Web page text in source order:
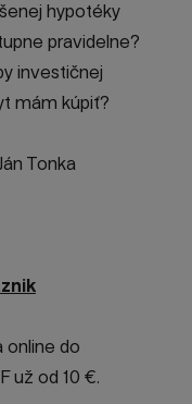
hypotéky
pravidelne?
investičnej
mám kúpiť?
Tonka
online do
už od 10 €.